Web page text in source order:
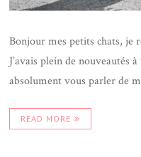
Bonjour mes petits chats, je
J’avais plein de nouveautés
absolument vous parler de
READ MORE